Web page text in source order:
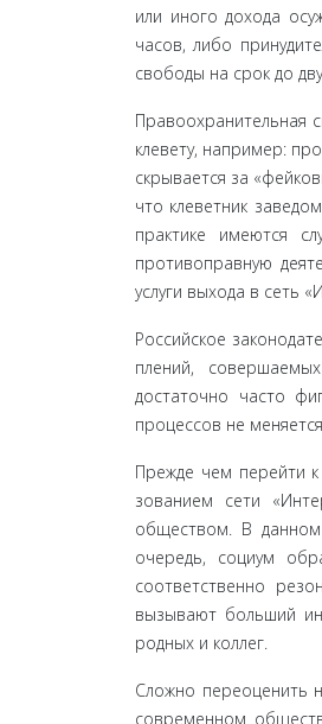
или иного дохода
часов, либо
свободы на срок до
Правоохранительная
клевету, например:
скрывается за
что клеветник
практике имеются
противоправ­ную
услуги выхода в сеть
Российское
плений,
достаточно часто
процессов не
Прежде чем перейти
зованием сети
обществом. В
очередь, социум
соответственно
вызывают больший
родных и коллег.
Сложно переоценить
современном